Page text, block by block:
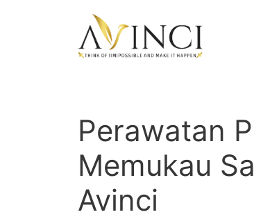
Perawatan
Memukau
Avinci